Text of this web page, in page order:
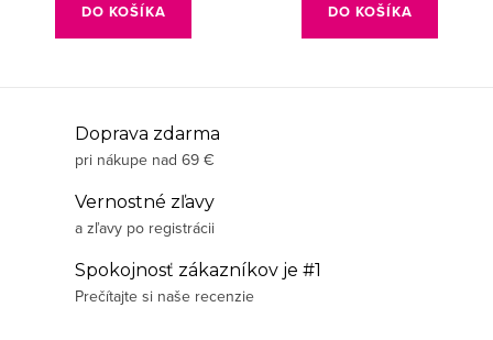
DO KOŠÍKA DO KOŠÍKA
Doprava zdarma
pri nákupe nad 69 €
Vernostné zľavy
a zľavy po registrácii
Spokojnosť zákazníkov je #1
Prečítajte si naše recenzie